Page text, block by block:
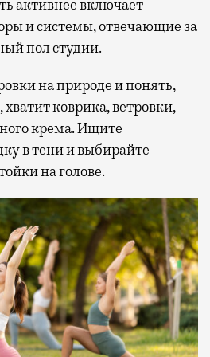
активнее включает
и системы, отвечающие за
пол студии.
на природе и понять,
коврика, ветровки,
крема. Ищите
в тени и выбирайте
на голове.